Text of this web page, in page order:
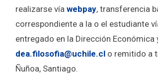
realizarse víawebpay, transferencia
correspondiente a la o el estudiante
entregado en la Dirección
dea.filosofia@uchile.cl o remitido a
Ñuñoa, Santiago.